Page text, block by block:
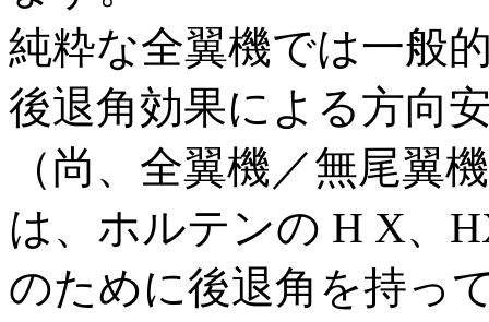
純粋な全翼機では一般
後退角効果による方向
（尚、全翼機／無尾翼
は、ホルテンの H X、
のために後退角を持っ